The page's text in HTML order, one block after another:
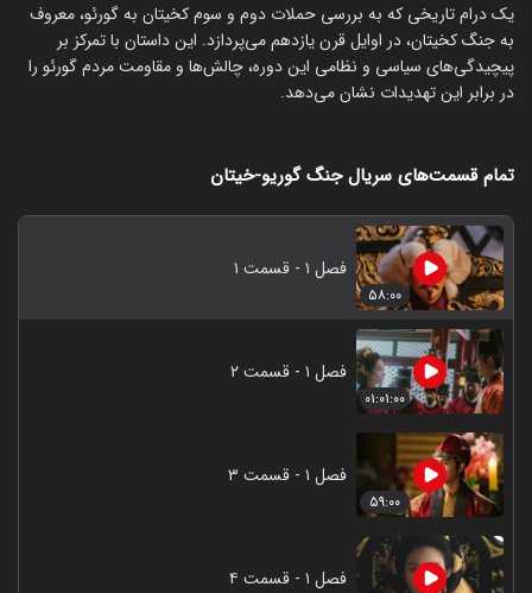
یک درام تاریخی که به بررسی حملات دوم و سوم کخیتان به گورئو، معروف
به جنگ کخیتان، در اوایل قرن یازدهم می‌پردازد. این داستان با تمرکز بر
پیچیدگی‌های سیاسی و نظامی این دوره، چالش‌ها و مقاومت مردم گورئو را
در برابر این تهدیدات نشان می‌دهد.
تمام قسمت‌های سریال جنگ گوریو-خیتان
۵۸:۰۰
فصل ۱ - قسمت ۱
۰۱:۰۱:۰۰
فصل ۱ - قسمت ۲
۵۹:۰۰
فصل ۱ - قسمت ۳
فصل ۱ - قسمت ۴